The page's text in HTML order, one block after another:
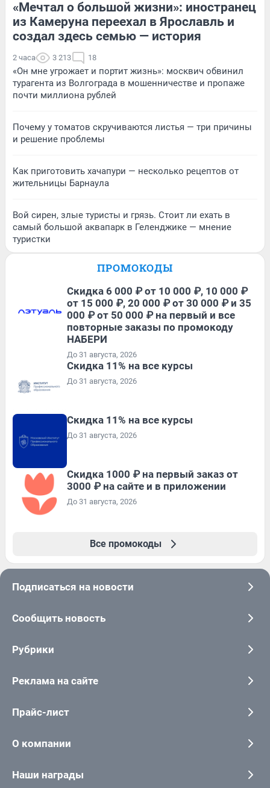
«Мечтал о большой жизни»: иностранец
из Камеруна переехал в Ярославль и
создал здесь семью — история
2 часа 3 213 18
«Он мне угрожает и портит жизнь»: москвич обвинил
турагента из Волгограда в мошенничестве и пропаже
почти миллиона рублей
Почему у томатов скручиваются листья — три причины
и решение проблемы
Как приготовить хачапури — несколько рецептов от
жительницы Барнаула
Вой сирен, злые туристы и грязь. Стоит ли ехать в
самый большой аквапарк в Геленджике — мнение
туристки
ПРОМОКОДЫ
Скидка 6 000 ₽ от 10 000 ₽, 10 000 ₽
от 15 000 ₽, 20 000 ₽ от 30 000 ₽ и 35
000 ₽ от 50 000 ₽ на первый и все
повторные заказы по промокоду
НАБЕРИ
До 31 августа, 2026
Скидка 11% на все курсы
До 31 августа, 2026
Скидка 11% на все курсы
До 31 августа, 2026
Скидка 1000 ₽ на первый заказ от
3000 ₽ на сайте и в приложении
До 31 августа, 2026
Все промокоды
Подписаться на новости
Сообщить новость
Рубрики
Реклама на сайте
Прайс-лист
О компании
Наши награды